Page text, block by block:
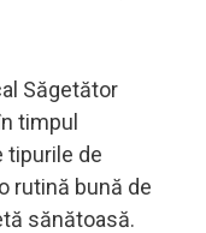
Săgetător
timpul
tipurile de
rutină bună de
sănătoasă.